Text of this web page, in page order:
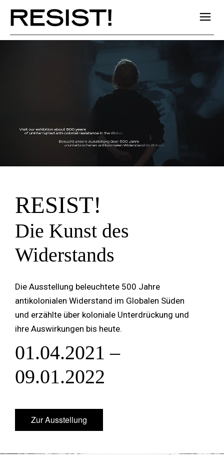
RESIST!
Die Kunst des
Widerstands
Die Ausstellung beleuchtete 500 Jahre
antikolonialen Widerstand im Globalen Süden
und erzählte über koloniale Unterdrückung und
ihre Auswirkungen bis heute.
01.04.2021 –
09.01.2022
Zur Ausstellung
Zur Ausstellung